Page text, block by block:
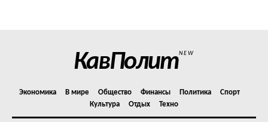
КавПолитNEW
Экономика В мире Общество Финансы Политика
Спорт
Культура
Отдых Техно